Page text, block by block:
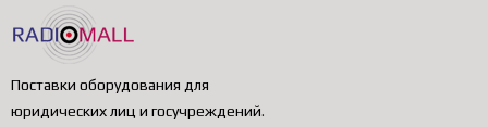
Поставки оборудования для
юридических лиц и госучреждений.